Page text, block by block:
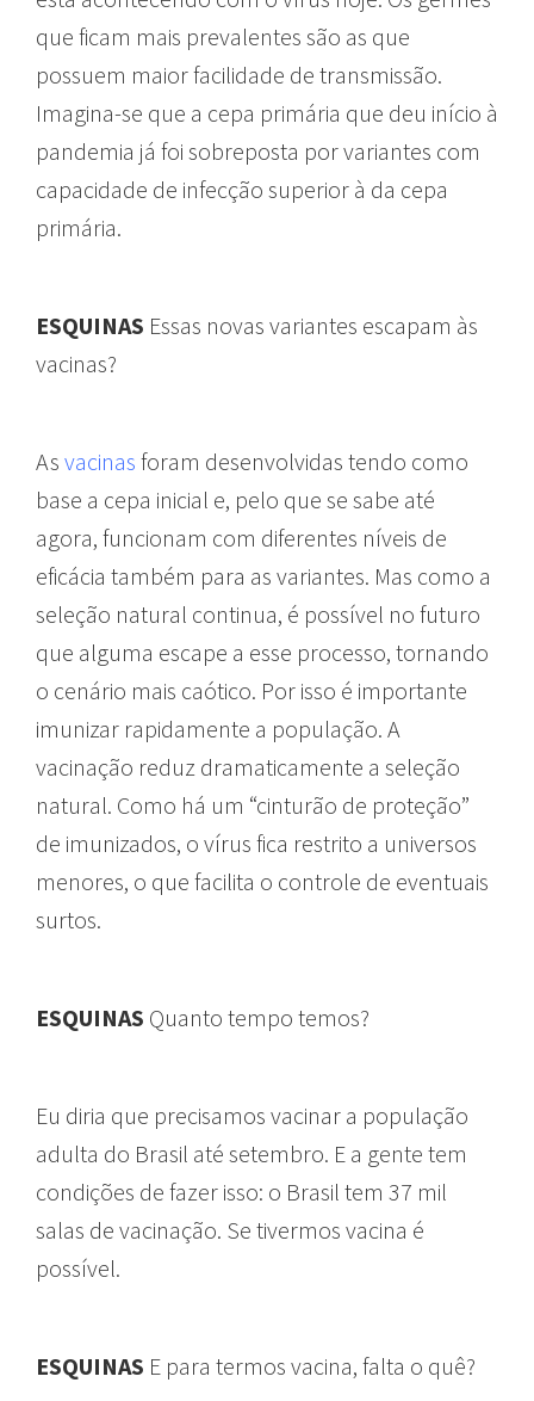
que ficam mais prevalentes são as que
possuem maior facilidade de transmissão.
Imagina-se que a cepa primária que deu início à
pandemia já foi sobreposta por variantes com
capacidade de infecção superior à da cepa
primária.
ESQUINAS Essas novas variantes escapam às
vacinas?
As vacinas foram desenvolvidas tendo como
base a cepa inicial e, pelo que se sabe até
agora, funcionam com diferentes níveis de
eficácia também para as variantes. Mas como a
seleção natural continua, é possível no futuro
que alguma escape a esse processo, tornando
o cenário mais caótico. Por isso é importante
imunizar rapidamente a população. A
vacinação reduz dramaticamente a seleção
natural. Como há um “cinturão de proteção”
de imunizados, o vírus fica restrito a universos
menores, o que facilita o controle de eventuais
surtos.
ESQUINAS Quanto tempo temos?
Eu diria que precisamos vacinar a população
adulta do Brasil até setembro. E a gente tem
condições de fazer isso: o Brasil tem 37 mil
salas de vacinação. Se tivermos vacina é
possível.
ESQUINAS E para termos vacina, falta o quê?